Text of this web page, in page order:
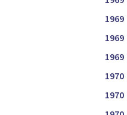
1969
1969
1969
1970
1970